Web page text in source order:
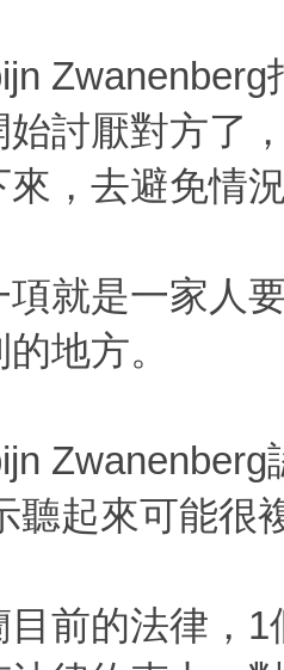
討厭對方了
，去避免情
就是一家人
地方。
聽起來可能很
前的法律，